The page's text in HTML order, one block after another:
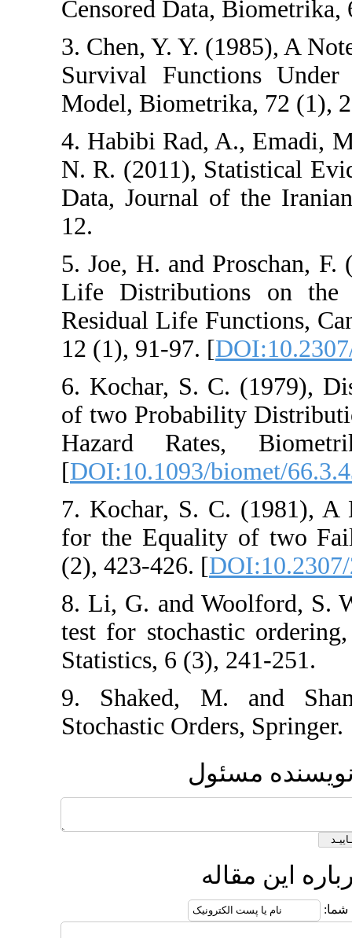
‎C‎ensored ‎D‎ata,
3. Chen, Y. Y.
‎S‎urvival
‎M‎odel,
4. Habibi Rad‎,
‎N‎. ‎R‎. ‎(2011)‎,
Data‎, Journal of
5. Joe, H. and
‎Li‎fe
‎R‎esidual ‎L‎ife
12 (1), 91‎-‎97.‎‎‎‎ [
6. Kochar, S.
of two
‎H‎azard
[DOI:10.1093/
7. Kochar, S.
for the ‎E‎quality
(2), 423‎-‎426‎.‎‎ [
8. Li, G. and
test for
Statistics, 6 (3),
9. ‎‎‎Shaked‎, ‎M‎.
Stochastic